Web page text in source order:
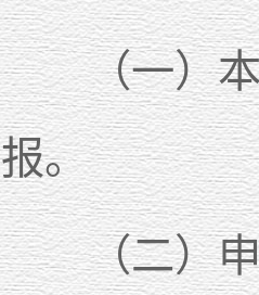
（一）本专
报。
（二）申请